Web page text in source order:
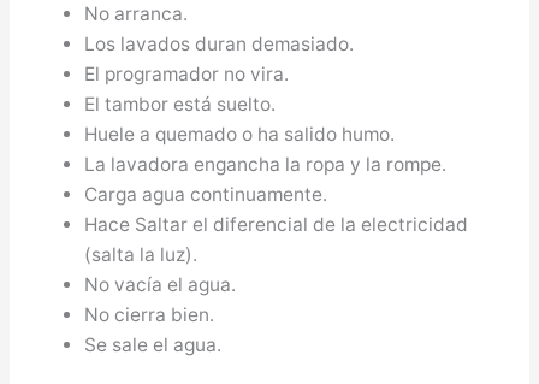
No arranca.
Los lavados duran demasiado.
El programador no vira.
El tambor está suelto.
Huele a quemado o ha salido humo.
La lavadora engancha la ropa y la rompe.
Carga agua continuamente.
Hace Saltar el diferencial de la electricidad
(salta la luz).
No vacía el agua.
No cierra bien.
Se sale el agua.